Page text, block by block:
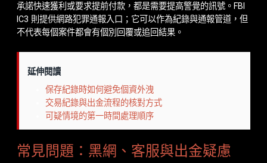
承諾快速獲利或要求提前付款，都是需要提高警覺的訊號。FBI
IC3 則提供網路犯罪通報入口；它可以作為紀錄與通報管道，但
不代表每個案件都會有個別回覆或追回結果。
延伸閱讀
保存紀錄時如何避免個資外洩
交易紀錄與出金流程的核對方式
可疑情境的第一時間處理順序
常見問題：黑網、客服與出金疑慮